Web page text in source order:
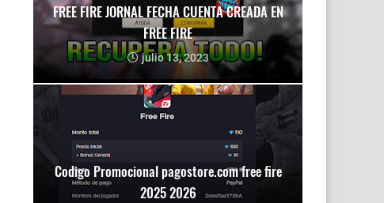
FREE FIRE JORNAL FECHA CUENTA CREADA EN
FREE FIRE
julio 13, 2023
Codigo Promocional pagostore.com free fire
2025 2026